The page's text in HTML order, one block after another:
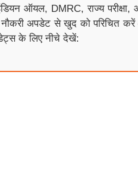
ऑयल, DMRC, राज्य परीक्षा,
नौकरी अपडेट से खुद को परिचित
के लिए नीचे देखें: